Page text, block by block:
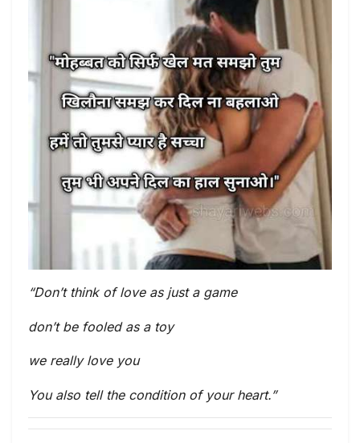
“Don’t think of love as just a game
don’t be fooled as a toy
we really love you
You also tell the condition of your heart.”